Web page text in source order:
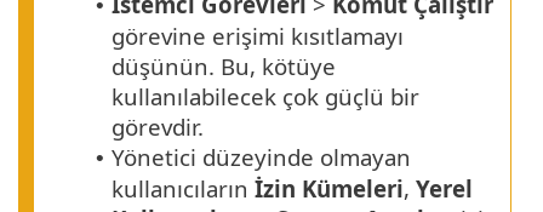
görevine erişimi kısıtlamayı
düşünün. Bu, kötüye
kullanılabilecek çok güçlü bir
görevdir.
• Yönetici düzeyinde olmayan
kullanıcıların İzin Kümeleri, Yerel